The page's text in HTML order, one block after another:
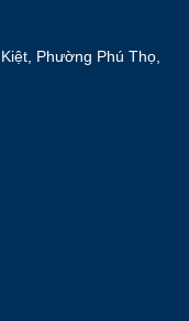
Phường Phú Thọ,